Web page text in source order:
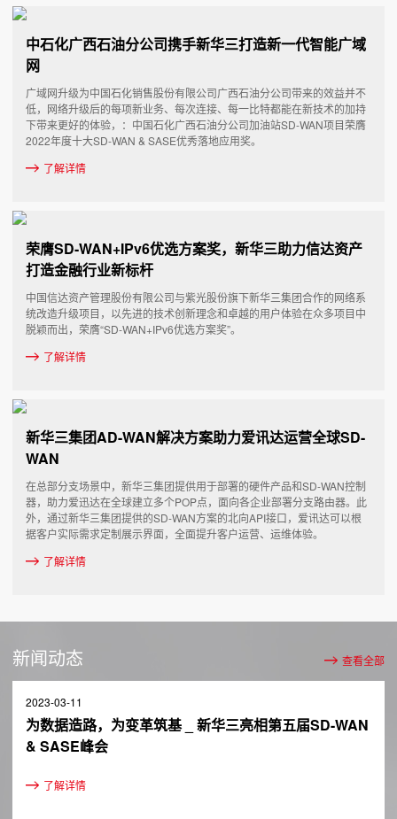
中石化广西石油分公司携手新华三打造新一代智能广域
网
广域网升级为中国石化销售股份有限公司广西石油分公司带来的效益并不
低，网络升级后的每项新业务、每次连接、每一比特都能在新技术的加持
下带来更好的体验，：中国石化广西石油分公司加油站SD-WAN项目荣膺
2022年度十大SD-WAN & SASE优秀落地应用奖。
了解详情
荣膺SD-WAN+IPv6优选方案奖，新华三助力信达资产
打造金融行业新标杆
中国信达资产管理股份有限公司与紫光股份旗下新华三集团合作的网络系
统改造升级项目，以先进的技术创新理念和卓越的用户体验在众多项目中
脱颖而出，荣膺“SD-WAN+IPv6优选方案奖”。
了解详情
新华三集团AD-WAN解决方案助力爱讯达运营全球SD-
WAN
在总部分支场景中，新华三集团提供用于部署的硬件产品和SD-WAN控制
器，助力爱迅达在全球建立多个POP点，面向各企业部署分支路由器。此
外，通过新华三集团提供的SD-WAN方案的北向API接口，爱讯达可以根
据客户实际需求定制展示界面，全面提升客户运营、运维体验。
了解详情
新闻动态 查看全部
2023-03-11
为数据造路，为变革筑基 _ 新华三亮相第五届SD-WAN
& SASE峰会
了解详情